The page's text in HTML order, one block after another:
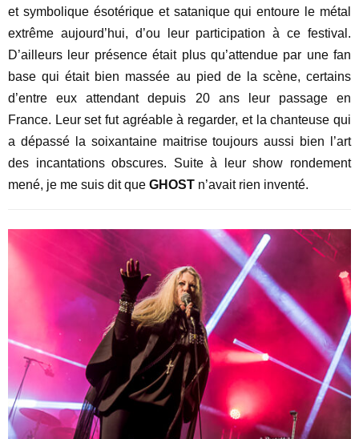
et symbolique ésotérique et satanique qui entoure le métal
extrême aujourd’hui, d’ou leur participation à ce festival.
D’ailleurs leur présence était plus qu’attendue par une fan
base qui était bien massée au pied de la scène, certains
d’entre eux attendant depuis 20 ans leur passage en
France. Leur set fut agréable à regarder, et la chanteuse qui
a dépassé la soixantaine maitrise toujours aussi bien l’art
des incantations obscures. Suite à leur show rondement
mené, je me suis dit que GHOST n’avait rien inventé.